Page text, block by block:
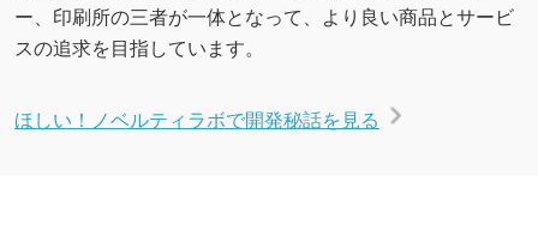
ー、印刷所の三者が一体となって、より良い商品とサービ
スの追求を目指しています。
ほしい！ノベルティラボで開発秘話を見る